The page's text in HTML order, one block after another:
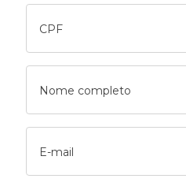
CPF
Nome completo
E-mail